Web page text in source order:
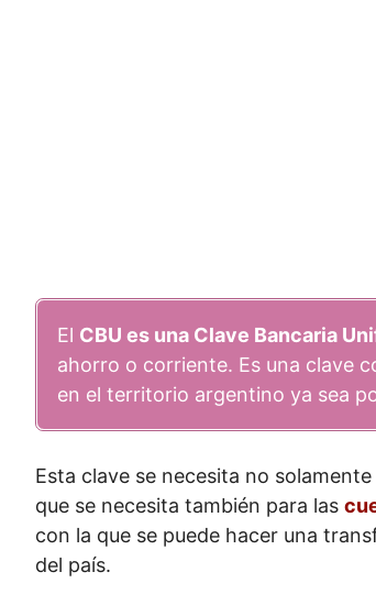
El CBU es una Clave Bancaria
ahorro o corriente. Es una clave
en el territorio argentino ya sea
Esta clave se necesita no
que se necesita también para las
con la que se puede hacer una
del país.